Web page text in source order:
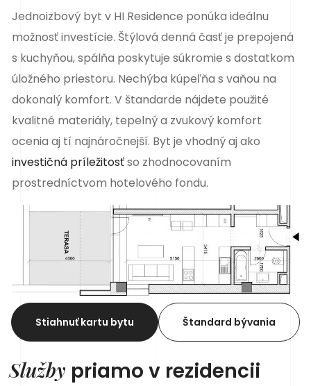
Jednoizbový byt v HI Residence ponúka ideálnu
možnosť investície. Štýlová denná časť je prepojená
s kuchyňou, spálňa poskytuje súkromie s dostatkom
úložného priestoru. Nechýba kúpeľňa s vaňou na
dokonalý komfort. V štandarde nájdete použité
kvalitné materiály, tepelný a zvukový komfort
ocenia aj tí najnáročnejší. Byt je vhodný aj ako
investičná príležitosťso zhodnocovaním
prostredníctvom hotelového fondu.
Stiahnuť kartu bytu Štandard bývania
Služby priamo v rezidencii